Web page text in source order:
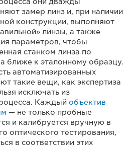
замер линз и, при наличии
конструкции, выполняют
линзы, а также
параметров, чтобы
станком линза по
ближе к эталонному образцу.
автоматизированных
такие вещи, как экспертиза
исключать из
Каждый объектив
— не только пробные
и калибруется вручную в
оптического тестирования,
в соответствии этих